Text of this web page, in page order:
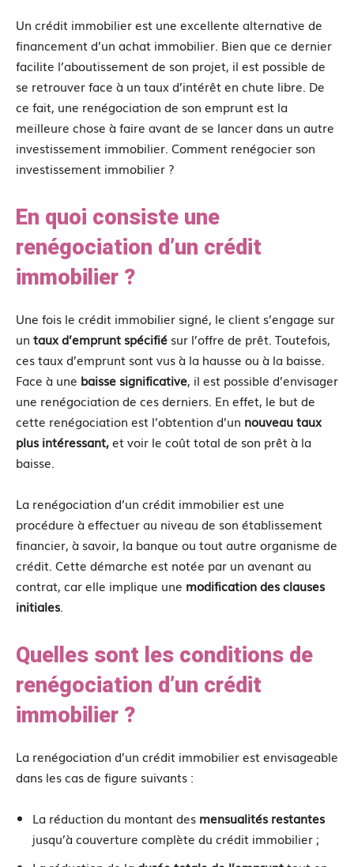
Un crédit immobilier est une excellente alternative de
financement d’un achat immobilier. Bien que ce dernier
facilite l’aboutissement de son projet, il est possible de
se retrouver face à un taux d’intérêt en chute libre. De
ce fait, une renégociation de son emprunt est la
meilleure chose à faire avant de se lancer dans un autre
investissement immobilier. Comment renégocier son
investissement immobilier ?
En quoi consiste une
renégociation d’un crédit
immobilier ?
Une fois le crédit immobilier signé, le client s’engage sur
un taux d’emprunt spécifié sur l’offre de prêt. Toutefois,
ces taux d’emprunt sont vus à la hausse ou à la baisse.
Face à une baisse significative, il est possible d’envisager
une renégociation de ces derniers. En effet, le but de
cette renégociation est l’obtention d’un nouveau taux
plus intéressant,et voir le coût total de son prêt à la
baisse.
La renégociation d’un crédit immobilier est une
procédure à effectuer au niveau de son établissement
financier, à savoir, la banque ou tout autre organisme de
crédit. Cette démarche est notée par un avenant au
contrat, car elle implique une modification des clauses
initiales.
Quelles sont les conditions de
renégociation d’un crédit
immobilier ?
La renégociation d’un crédit immobilier est envisageable
dans les cas de figure suivants :
La réduction du montant des mensualités restantes
jusqu’à couverture complète du crédit immobilier ;